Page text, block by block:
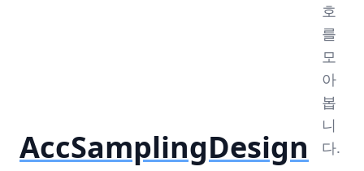
AccSamplingDesign
호
를
모
아
봅
니
다.